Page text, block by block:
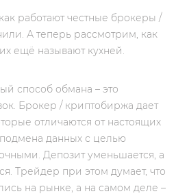
работают честные брокеры /
А теперь рассмотрим, как
ещё называют кухней.
способ обмана – это
Брокер / криптобиржа дает
отличаются от настоящих
данных с целью
Депозит уменьшается, а
Трейдер при этом думает, что
на рынке, а на самом деле –